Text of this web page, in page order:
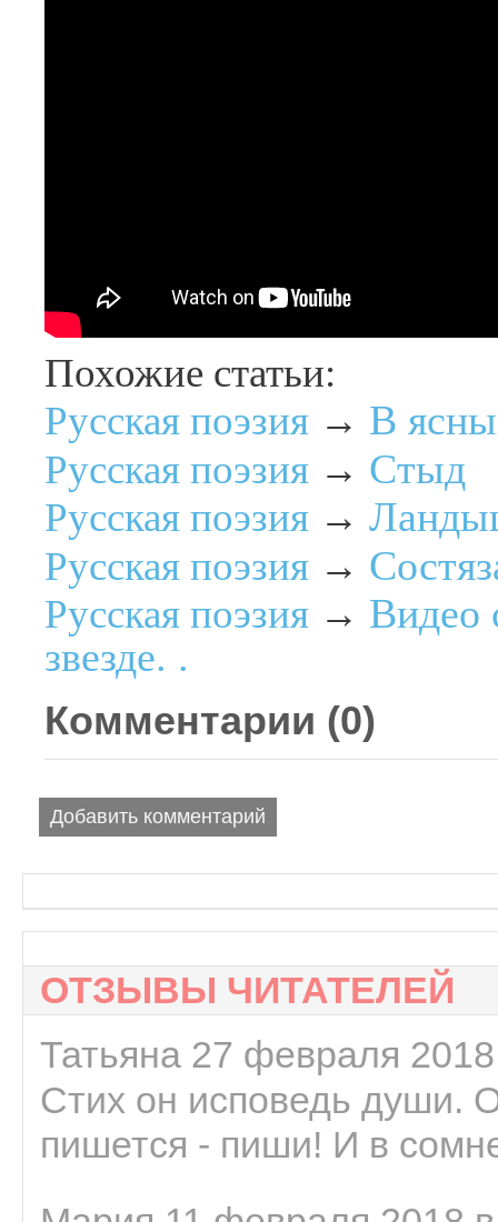
Похожие статьи:
Русская поэзия → В
Русская поэзия → Стыд
Русская поэзия →
Русская поэзия →
Русская поэзия → Видео
звезде. .
Комментарии (0)
Добавить комментарий
ОТЗЫВЫ ЧИТАТЕЛЕЙ
Татьяна 27 февраля
Стих он исповедь души.
пишется - пиши! И в